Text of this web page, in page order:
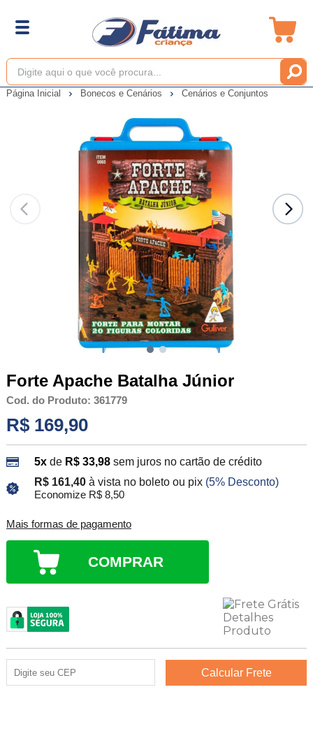
Página Inicial Bonecos e Cenários Cenários e Conjuntos
Forte Apache Batalha Júnior
Cod. do Produto: 361779
R$ 169,90
5xde R$ 33,98 sem juros no cartão de crédito
R$ 161,40 à vista no boleto ou pix (5% Desconto)
Economize R$ 8,50
Mais formas de pagamento
COMPRAR